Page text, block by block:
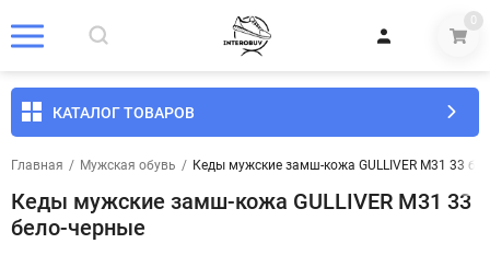
0
КАТАЛОГ ТОВАРОВ
Главная / Мужская обувь / Кеды мужские замш-кожа GULLIVER M31 33
Кеды мужские замш-кожа GULLIVER M31 33
бело-черные